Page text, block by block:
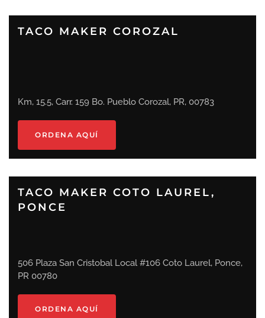
TACO MAKER COROZAL
Km, 15.5, Carr. 159 Bo. Pueblo Corozal, PR, 00783
ORDENA AQUÍ
TACO MAKER COTO LAUREL,
PONCE
506 Plaza San Cristobal Local #106 Coto Laurel, Ponce,
PR 00780
ORDENA AQUÍ